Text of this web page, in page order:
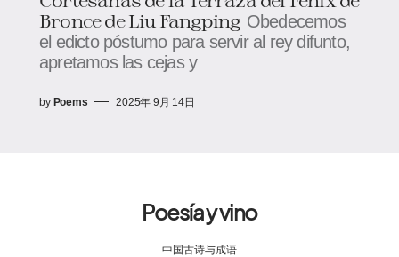
Bronce de Liu Fangping Obedecemos
el edicto póstumo para servir al rey difunto,
apretamos las cejas y
by Poems 2025年 9月 14日
Poesía y vino
中国古诗与成语